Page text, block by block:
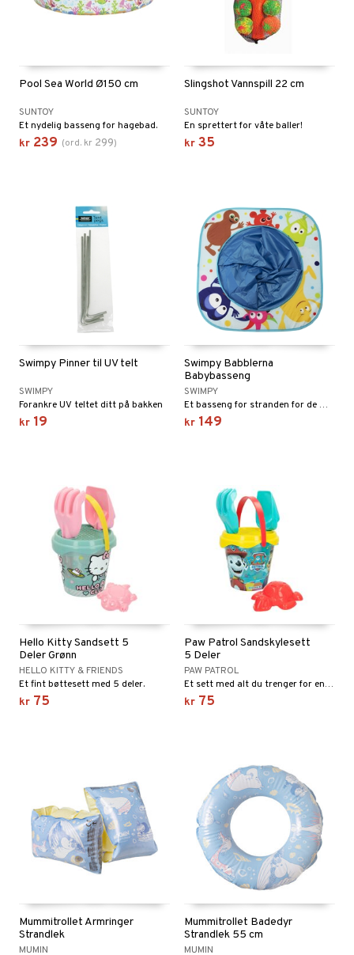
Pool Sea World Ø150 cm
SUNTOY
Et nydelig basseng for hagebad.
kr 239 (ord. kr 299)
Slingshot Vannspill 22 cm
SUNTOY
En sprettert for våte baller!
kr 35
Swimpy Pinner til UV telt
SWIMPY
Forankre UV teltet ditt på bakken
kr 19
Swimpy Babblerna
Babybasseng
SWIMPY
Et basseng for stranden for de minste.
kr 149
Hello Kitty Sandsett 5
Deler Grønn
HELLO KITTY & FRIENDS
Et fint bøttesett med 5 deler.
kr 75
Paw Patrol Sandskylesett
5 Deler
PAW PATROL
Et sett med alt du trenger for en dag på stranden.
kr 75
Mummitrollet Armringer
Strandlek
MUMIN
Mummitrollet Badedyr
Strandlek 55 cm
MUMIN